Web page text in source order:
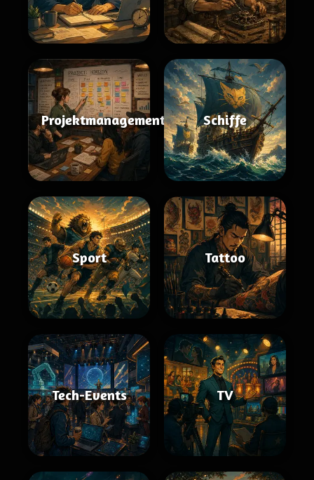
Projektmanagement Schiffe
Sport Tattoo
Tech-Events TV